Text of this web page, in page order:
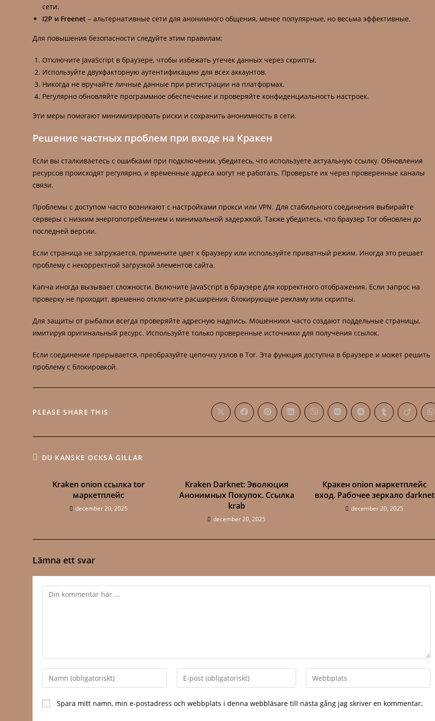
сети.
I2P и Freenet – альтернативные сети для анонимного общения, менее популярные, но весьма эффективные.
Для повышения безопасности следуйте этим правилам:
Отключите JavaScript в браузере, чтобы избежать утечек данных через скрипты.
Используйте двухфакторную аутентификацию для всех аккаунтов.
Никогда не вручайте личные данные при регистрации на платформах.
Регулярно обновляйте программное обеспечение и проверяйте конфиденциальность настроек.
Эти меры помогают минимизировать риски и сохранить анонимность в сети.
Решение частных проблем при входе на Кракен
Если вы сталкиваетесь с ошибками при подключении, убедитесь, что используете актуальную ссылку. Обновления
ресурсов происходят регулярно, и временные адреса могут не работать. Проверьте их через проверенные каналы
связи.
Проблемы с доступом часто возникают с настройками прокси или VPN. Для стабильного соединения выбирайте
серверы с низким энергопотреблением и минимальной задержкой. Также убедитесь, что браузер Tor обновлен до
последней версии.
Если страница не загружается, примените цвет к браузеру или используйте приватный режим. Иногда это решает
проблему с некорректной загрузкой элементов сайта.
Капча иногда вызывает сложности. Включите JavaScript в браузере для корректного отображения. Если запрос на
проверку не проходит, временно отключите расширения, блокирующие рекламу или скрипты.
Для защиты от рыбалки всегда проверяйте адресную надпись. Мошенники часто создают поддельные страницы,
имитируя оригинальный ресурс. Используйте только проверенные источники для получения ссылок.
Если соединение прерывается, преобразуйте цепочку узлов в Tor. Эта функция доступна в браузере и может решить
проблему с блокировкой.
PLEASE SHARE THIS Öppnas
i
nytt
Öppnas
i
nytt
Öppnas
i
nytt
Öppnas
i
nytt
Öppnas
i
nytt
Öppnas
i
nytt
Öppnas
i
nytt
Öppnas
i
nytt
Öppnas
i
nytt
i
DU KANSKE OCKSÅ GILLAR
Kraken onion ссылка tor
маркетплейс
december 20, 2025
Kraken Darknet: Эволюция
Анонимных Покупок. Ссылка
krab
december 20, 2025
Кракен onion маркетплейс
вход. Рабочее зеркало darknet
december 20, 2025
Lämna ett svar
Kommentar
Ange
ditt
namn
eller
Ange
din
postadress
Ange
URL
Spara mitt namn, min e-postadress och webbplats i denna webbläsare till nästa gång jag skriver en kommentar.